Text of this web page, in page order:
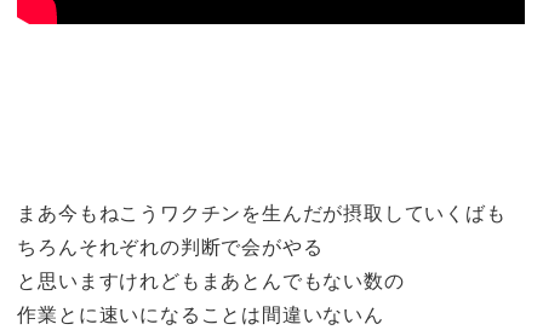
まあ今もねこうワクチンを生んだが摂取していくばも
ちろんそれぞれの判断で会がやる
と思いますけれどもまあとんでもない数の
作業とに速いになることは間違いないん